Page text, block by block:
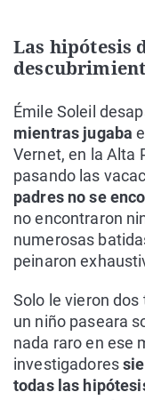
Las hipótesis
Émile Soleil
mientras jugaba
Vernet, en la Alta
pasando las
padres no se
no encontraron
numerosas
peinaron
Solo le vieron
un niño paseara
nada raro en ese
investigadores
todas las